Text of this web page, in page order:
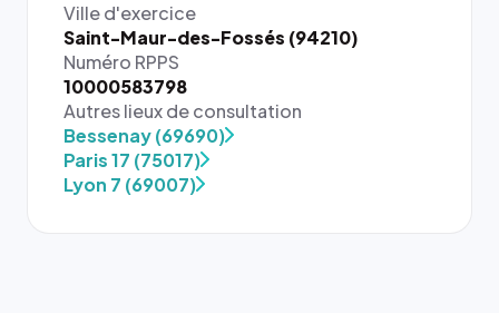
Ville d'exercice
Saint-Maur-des-Fossés (94210)
Numéro RPPS
10000583798
Autres lieux de consultation
Bessenay (69690)
Paris 17 (75017)
Lyon 7 (69007)